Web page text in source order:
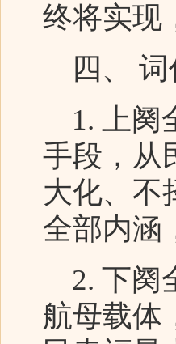
终将实现
四、 词
1. 上阕
手段，从
大化、不
全部内涵
2. 下阕
航母载体